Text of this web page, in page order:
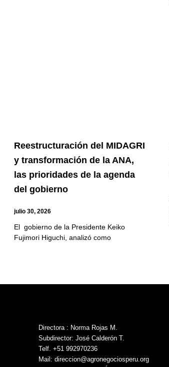
Reestructuración del MIDAGRI
y transformación de la ANA,
las prioridades de la agenda
del gobierno
julio 30, 2026
El gobierno de la Presidente Keiko
Fujimori Higuchi, analizó como
Directora : Norma Rojas M.
Subdirector: José Calderón T.
Telf. +51 992970236
Mail: direccion@agronegociosperu.org